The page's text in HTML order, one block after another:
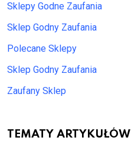
Sklepy Godne Zaufania
Sklep Godny Zaufania
Polecane Sklepy
Sklep Godny Zaufania
Zaufany Sklep
TEMATY ARTYKUŁÓW